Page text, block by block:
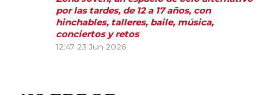
por las tardes, de 12 a 17 años, con
hinchables, talleres, baile, música,
conciertos y retos
12:47 23 Jun 2026